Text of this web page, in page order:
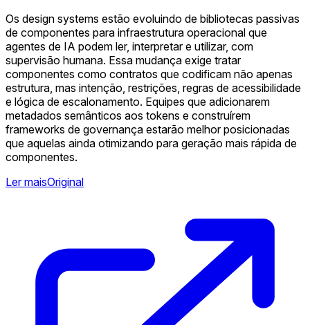
Os design systems estão evoluindo de bibliotecas passivas
de componentes para infraestrutura operacional que
agentes de IA podem ler, interpretar e utilizar, com
supervisão humana. Essa mudança exige tratar
componentes como contratos que codificam não apenas
estrutura, mas intenção, restrições, regras de acessibilidade
e lógica de escalonamento. Equipes que adicionarem
metadados semânticos aos tokens e construírem
frameworks de governança estarão melhor posicionadas
que aquelas ainda otimizando para geração mais rápida de
componentes.
Ler maisOriginal